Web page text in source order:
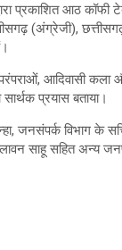
प्रकाशित आठ कॉफी
(अंग्रेजी),
आदिवासी कला
प्रयास बताया।
जनसंपर्क विभाग के
साहू सहित अन्य